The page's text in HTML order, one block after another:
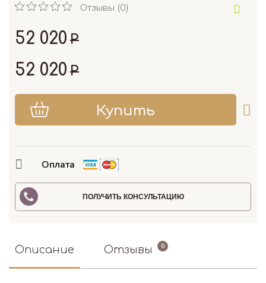
Отзывы (0)
52 020 Р
52 020 Р
Оплата
ПОЛУЧИТЬ КОНСУЛЬТАЦИЮ
Описание Отзывы 0